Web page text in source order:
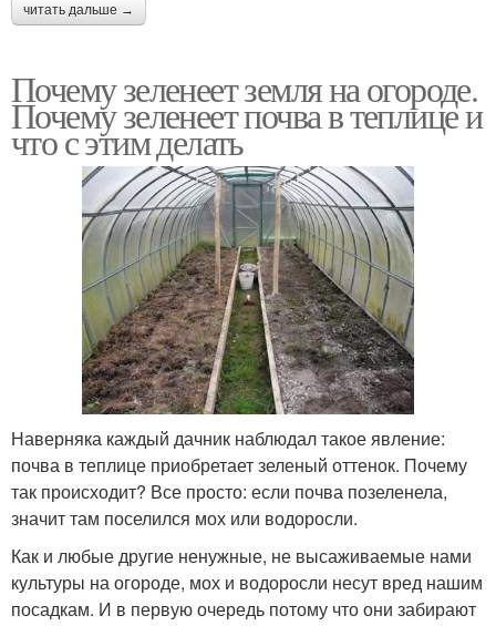
читать дальше →
Почему зеленеет земля на огороде.
Почему зеленеет почва в теплице и
что с этим делать
Наверняка каждый дачник наблюдал такое явление:
почва в теплице приобретает зеленый оттенок. Почему
так происходит? Все просто: если почва позеленела,
значит там поселился мох или водоросли.
Как и любые другие ненужные, не высаживаемые нами
культуры на огороде, мох и водоросли несут вред нашим
посадкам. И в первую очередь потому что они забирают